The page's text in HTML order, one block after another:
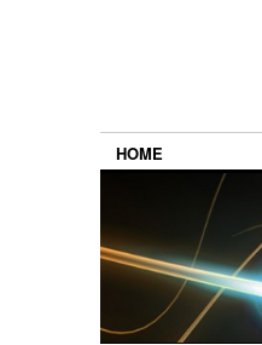
HOME